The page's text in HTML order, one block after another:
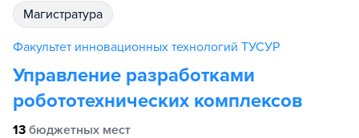
магистратура
Факультет инновационных технологий ТУСУР
Управление разработками
робототехнических комплексов
13 бюджетных мест